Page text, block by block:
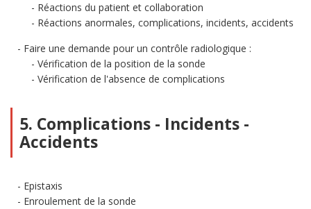
Réactions du patient et collaboration
Réactions anormales, complications, incidents, accidents
Faire une demande pour un contrôle radiologique :
Vérification de la position de la sonde
Vérification de l'absence de complications
5. Complications - Incidents -
Accidents
Epistaxis
Enroulement de la sonde